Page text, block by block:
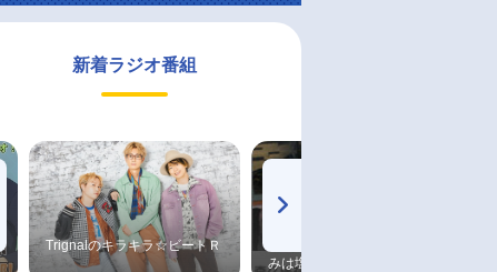
新着ラジオ番組
Trignalのキラキラ☆ビートＲ
みは塩だけ